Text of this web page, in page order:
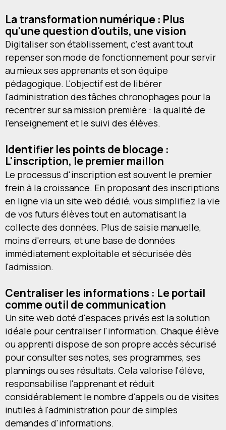
La transformation numérique : Plus
qu'une question d'outils, une vision
Digitaliser son établissement, c'est avant tout
repenser son mode de fonctionnement pour servir
au mieux ses apprenants et son équipe
pédagogique. L'objectif est de libérer
l'administration des tâches chronophages pour la
recentrer sur sa mission première : la qualité de
l'enseignement et le suivi des élèves.
Identifier les points de blocage :
L'inscription, le premier maillon
Le processus d'inscription est souvent le premier
frein à la croissance. En proposant des inscriptions
en ligne via un site web dédié, vous simplifiez la vie
de vos futurs élèves tout en automatisant la
collecte des données. Plus de saisie manuelle,
moins d'erreurs, et une base de données
immédiatement exploitable et sécurisée dès
l'admission.
Centraliser les informations : Le portail
comme outil de communication
Un site web doté d'espaces privés est la solution
idéale pour centraliser l'information. Chaque élève
ou apprenti dispose de son propre accès sécurisé
pour consulter ses notes, ses programmes, ses
plannings ou ses résultats. Cela valorise l'élève,
responsabilise l'apprenant et réduit
considérablement le nombre d'appels ou de visites
inutiles à l'administration pour de simples
demandes d'informations.